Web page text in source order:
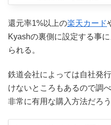
還元率1%以上の楽天カード
Kyashの裏側に設定する事
られる。
鉄道会社によっては自社発
けないところもあるので調
非常に有用な購入方法だろう